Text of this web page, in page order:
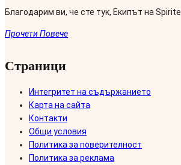
Благодарим ви, че сте тук, Екипът на Spiritell
Прочети Повече
Страници
Интегритет на съдържанието
Карта на сайта
Контакти
Общи условия
Политика за поверителност
Политика за реклама